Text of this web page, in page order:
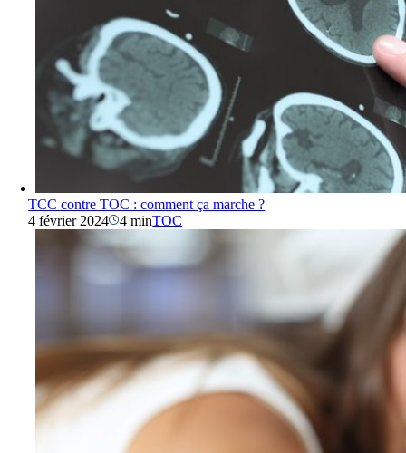
TCC contre TOC : comment ça marche ?
4 février 2024
4 minTOC